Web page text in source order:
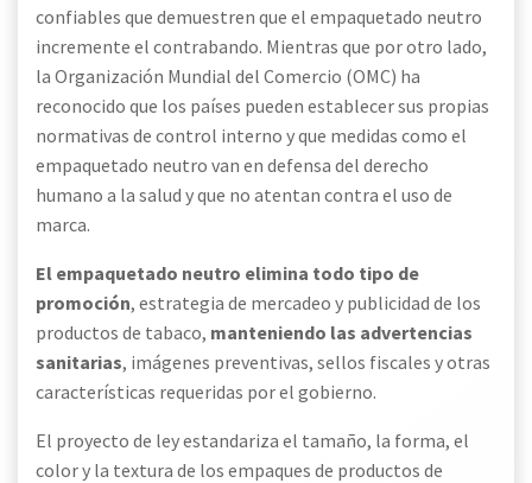
confiables que demuestren que el empaquetado neutro
incremente el contrabando. Mientras que por otro lado,
la Organización Mundial del Comercio (OMC) ha
reconocido que los países pueden establecer sus propias
normativas de control interno y que medidas como el
empaquetado neutro van en defensa del derecho
humano a la salud y que no atentan contra el uso de
marca.
El empaquetado neutro elimina todo tipo de
promoción, estrategia de mercadeo y publicidad de los
productos de tabaco, manteniendo las advertencias
sanitarias, imágenes preventivas, sellos fiscales y otras
características requeridas por el gobierno.
El proyecto de ley estandariza el tamaño, la forma, el
color y la textura de los empaques de productos de